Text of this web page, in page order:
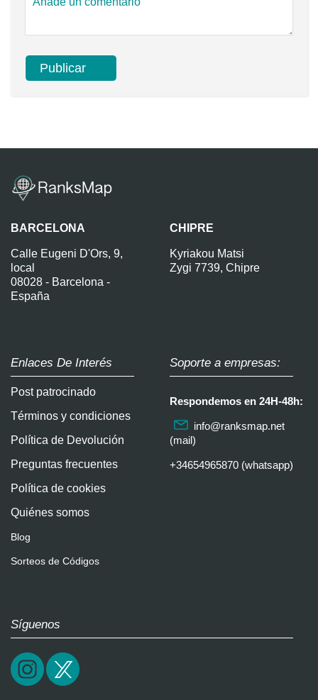
BARCELONA
Calle Eugeni D'Ors, 9,
local
08028 - Barcelona -
España
CHIPRE
Kyriakou Matsi
Zygi 7739, Chipre
Enlaces De Interés
Post patrocinado
Términos y condiciones
Política de Devolución
Preguntas frecuentes
Política de cookies
Quiénes somos
Blog
Sorteos de Códigos
Soporte a empresas:
Respondemos en 24H-48h:
info@ranksmap.net
(mail)
+34654965870 (whatsapp)
Síguenos